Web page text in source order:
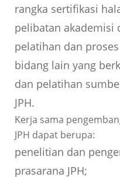
rangka sertifikasi
pelibatan akademisi
pelatihan dan
bidang lain yang
dan pelatihan
JPH.
Kerja sama
JPH dapat berupa:
penelitian dan
prasarana JPH;